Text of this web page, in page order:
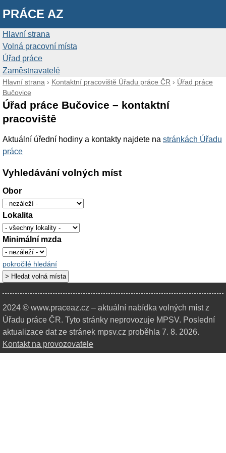
PRÁCE AZ
Hlavní strana
Volná pracovní místa
Úřad práce
Zaměstnavatelé
Hlavní strana › Kontaktní pracoviště Úřadu práce ČR › Úřad práce
Bučovice
Úřad práce Bučovice – kontaktní
pracoviště
Aktuální úřední hodiny a kontakty najdete na stránkách Úřadu
práce
Vyhledávání volných míst
Obor
Lokalita
Minimální mzda
pokročilé hledání
2024 © www.praceaz.cz – aktuální nabídka volných míst z
Úřadu práce ČR. Tyto stránky neprovozuje MPSV. Poslední
aktualizace dat ze stránek mpsv.cz proběhla 7. 8. 2026.
Kontakt na provozovatele